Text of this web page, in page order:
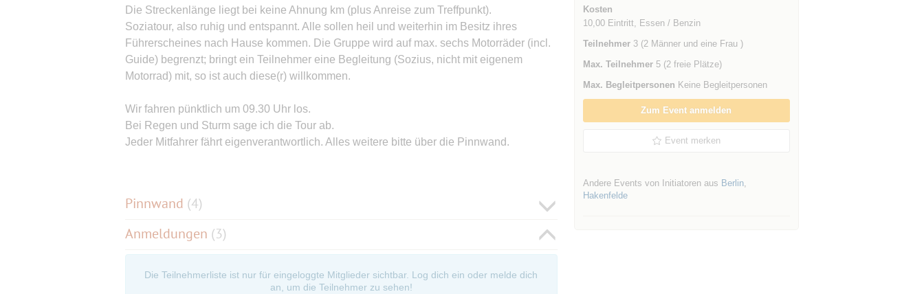
Die Streckenlänge liegt bei keine Ahnung km (plus Anreise zum Treffpunkt).
Soziatour, also ruhig und entspannt. Alle sollen heil und weiterhin im Besitz ihres
Führerscheines nach Hause kommen. Die Gruppe wird auf max. sechs Motorräder (incl.
Guide) begrenzt; bringt ein Teilnehmer eine Begleitung (Sozius, nicht mit eigenem
Motorrad) mit, so ist auch diese(r) willkommen.
Wir fahren pünktlich um 09.30 Uhr los.
Bei Regen und Sturm sage ich die Tour ab.
Jeder Mitfahrer fährt eigenverantwortlich. Alles weitere bitte über die Pinnwand.
Pinnwand (4)
Anmeldungen (3)
Die Teilnehmerliste ist nur für eingeloggte Mitglieder sichtbar. Log dich ein oder melde dich
an, um die Teilnehmer zu sehen!
Kosten
10,00 Eintritt, Essen / Benzin
Teilnehmer3 (2 Männer und eine Frau )
Max. Teilnehmer5 (2 freie Plätze)
Max. Begleitpersonen Keine Begleitpersonen
Zum Event anmelden
Event merken
Andere Events von Initiatoren aus Berlin,
Hakenfelde